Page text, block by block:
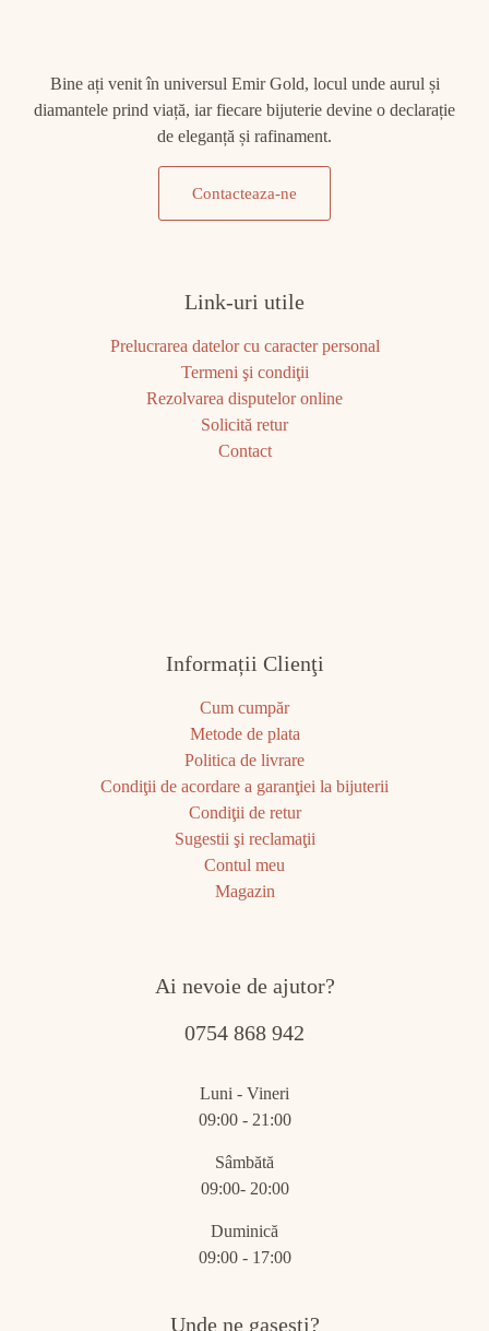
Bine ați venit în universul Emir Gold, locul unde aurul și
diamantele prind viață, iar fiecare bijuterie devine o declarație
de eleganță și rafinament.
Contacteaza-ne
Link-uri utile
Prelucrarea datelor cu caracter personal
Termeni şi condiţii
Rezolvarea disputelor online
Solicită retur
Contact
Informații Clienţi
Cum cumpăr
Metode de plata
Politica de livrare
Condiţii de acordare a garanţiei la bijuterii
Condiţii de retur
Sugestii şi reclamaţii
Contul meu
Magazin
Ai nevoie de ajutor?
0754 868 942
Luni - Vineri
09:00 - 21:00
Sâmbătă
09:00- 20:00
Duminică
09:00 - 17:00
Unde ne gasesti?